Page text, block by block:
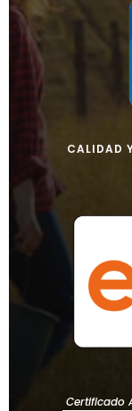
CALIDAD
Certificado